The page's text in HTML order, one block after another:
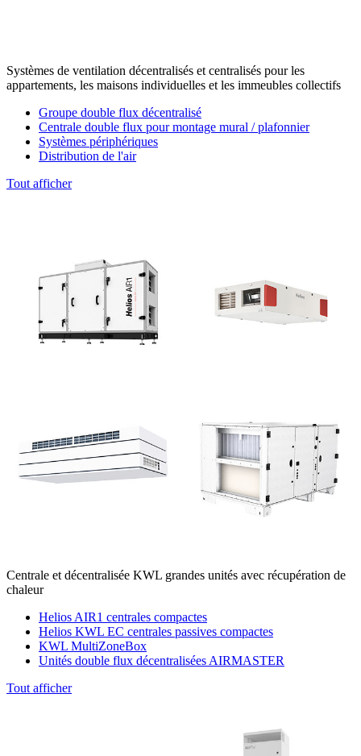
Systèmes de ventilation décentralisés et centralisés pour les
appartements, les maisons individuelles et les immeubles collectifs
Groupe double flux décentralisé
Centrale double flux pour montage mural / plafonnier
Systèmes périphériques
Distribution de l'air
Tout afficher
Centrale et décentralisée KWL grandes unités avec récupération de
chaleur
Helios AIR1 centrales compactes
Helios KWL EC centrales passives compactes
KWL MultiZoneBox
Unités double flux décentralisées AIRMASTER
Tout afficher